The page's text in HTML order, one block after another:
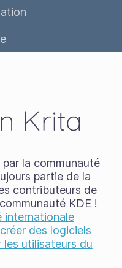
Krita
la communauté
partie de la
contributeurs de
KDE !
internationale
des logiciels
les utilisateurs du